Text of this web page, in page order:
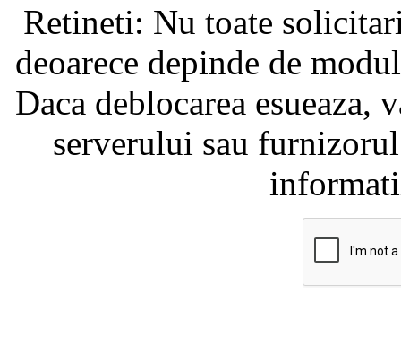
Retineti: Nu toate
deoarece depinde de
Daca deblocarea
serverului sau